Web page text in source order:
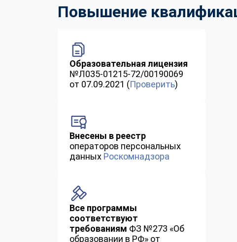
Повышение
Образовательная лицензия
№Л035-01215-72/00190069
от 07.09.2021 (Проверить)
Внесены в реестр
операторов персональных
данных Роскомнадзора
Все программы
соответствуют
требованиям ФЗ №273 «Об
образовании в РФ» от